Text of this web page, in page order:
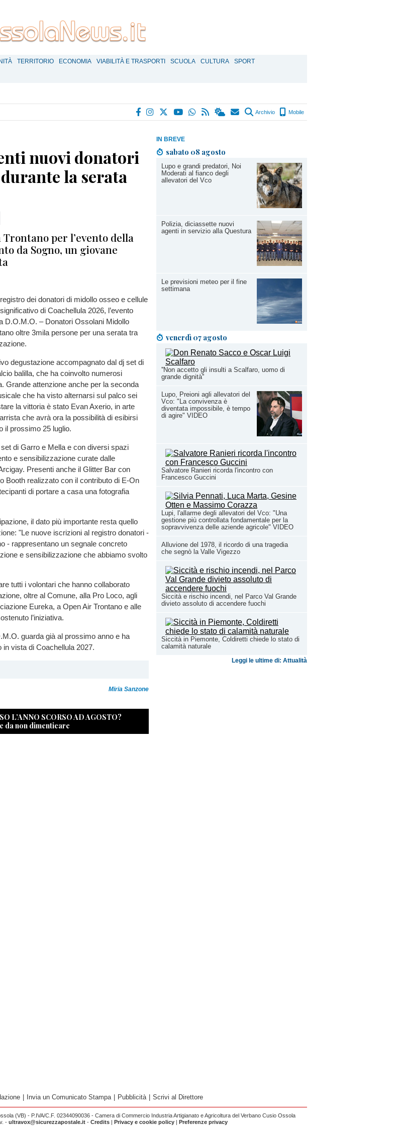
TERRITORIO ECONOMIA VIABILITÀ E TRASPORTI SCUOLA CULTURA
SPORT
Archivio Mobile
IN BREVE
sabato 08 agosto
Lupo e grandi predatori, Noi
Moderati al fianco degli
allevatori del Vco
Polizia, diciassette nuovi
agenti in servizio alla Questura
Le previsioni meteo per il fine
settimana
venerdì 07 agosto
''Non accetto gli insulti a Scalfaro, uomo di
grande dignità''
Lupo, Preioni agli allevatori del
Vco: "La convivenza è
diventata impossibile, è tempo
di agire" VIDEO
Salvatore Ranieri ricorda l'incontro con
Francesco Guccini
Lupi, l'allarme degli allevatori del Vco: "Una
gestione più controllata fondamentale per la
sopravvivenza delle aziende agricole" VIDEO
Alluvione del 1978, il ricordo di una tragedia
che segnò la Valle Vigezzo
Siccità e rischio incendi, nel Parco Val Grande
divieto assoluto di accendere fuochi
Siccità in Piemonte, Coldiretti chiede lo stato di
calamità naturale
Leggi le ultime di: Attualità
nuovi donatori
la serata
per l’evento della
da Sogno, un giovane
dei donatori di midollo osseo e cellule
di Coachellula 2026, l’evento
D.O.M.O. – Donatori Ossolani Midollo
oltre 3mila persone per una serata tra
degustazione accompagnato dal dj set di
balilla, che ha coinvolto numerosi
Grande attenzione anche per la seconda
che ha visto alternarsi sul palco sei
la vittoria è stato Evan Axerio, in arte
che avrà ora la possibilità di esibirsi
il prossimo 25 luglio.
di Garro e Mella e con diversi spazi
e sensibilizzazione curate dalle
Presenti anche il Glitter Bar con
Booth realizzato con il contributo di E-On
di portare a casa una fotografia
il dato più importante resta quello
"Le nuove iscrizioni al registro donatori -
- rappresentano un segnale concreto
e sensibilizzazione che abbiamo svolto
tutti i volontari che hanno collaborato
oltre al Comune, alla Pro Loco, agli
Eureka, a Open Air Trontano e alle
l’iniziativa.
guarda già al prossimo anno e ha
vista di Coachellula 2027.
Miria Sanzone
L’ANNO SCORSO AD AGOSTO?
da non dimenticare
Invia un Comunicato Stampa Pubblicità Scrivi al Direttore
(VB) - P.IVA/C.F. 02344090036 - Camera di Commercio Industria Artigianato e Agricoltura del Verbano Cusio Ossola
- ultravox@sicurezzapostale.it- Credits| Privacy e cookie policy| Preferenze privacy